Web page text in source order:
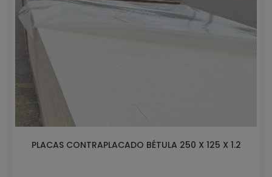
PLACAS CONTRAPLACADO BÉTULA 250 X 125 X 1.2